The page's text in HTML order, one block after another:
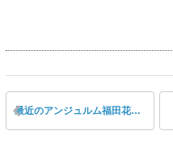
最近のアンジュルム福田花音が美女になりすぎてて逆に不満、という声